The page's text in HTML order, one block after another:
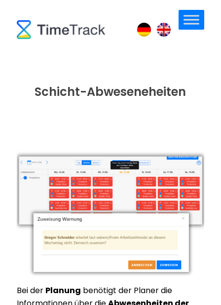
Schicht-Abweseneheiten
Bei der Planung benötigt der Planer die